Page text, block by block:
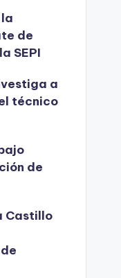
de
SEPI
a
técnico
de
Castillo